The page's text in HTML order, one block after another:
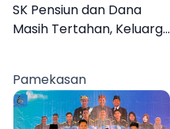
SK Pensiun dan Dana
Masih Tertahan, Keluarga
Pamekasan